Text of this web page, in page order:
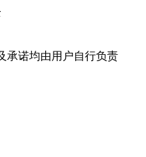
承诺均由用户自行负责